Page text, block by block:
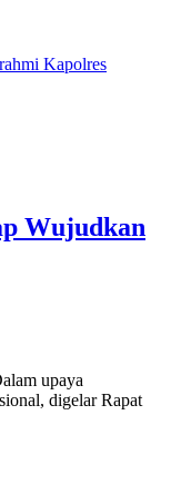
Kapolres
Wujudkan
upaya
digelar Rapat